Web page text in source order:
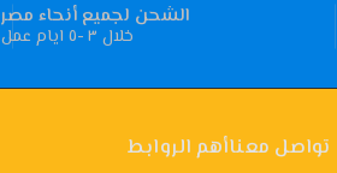
الشحن لجميع أنحاء مصر
خلال ٣ -٥ ايام عمل
أهم الروابطتواصل معنا